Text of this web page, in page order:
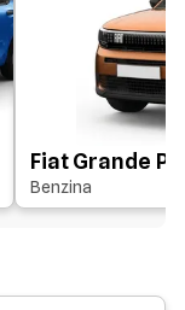
Fiat Grande
Benzina